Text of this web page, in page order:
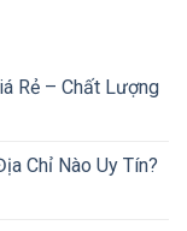
Rẻ – Chất Lượng
Chỉ Nào Uy Tín?